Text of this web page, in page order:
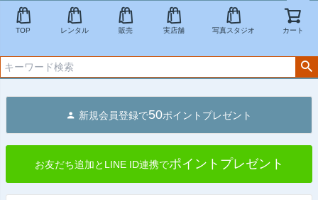
ペー
ジト
へ
TOP レンタル 販売 実店舗 写真スタジオ カート
新規会員登録で50ポイントプレゼント
お友だち追加とLINE ID連携でポイントプレゼント